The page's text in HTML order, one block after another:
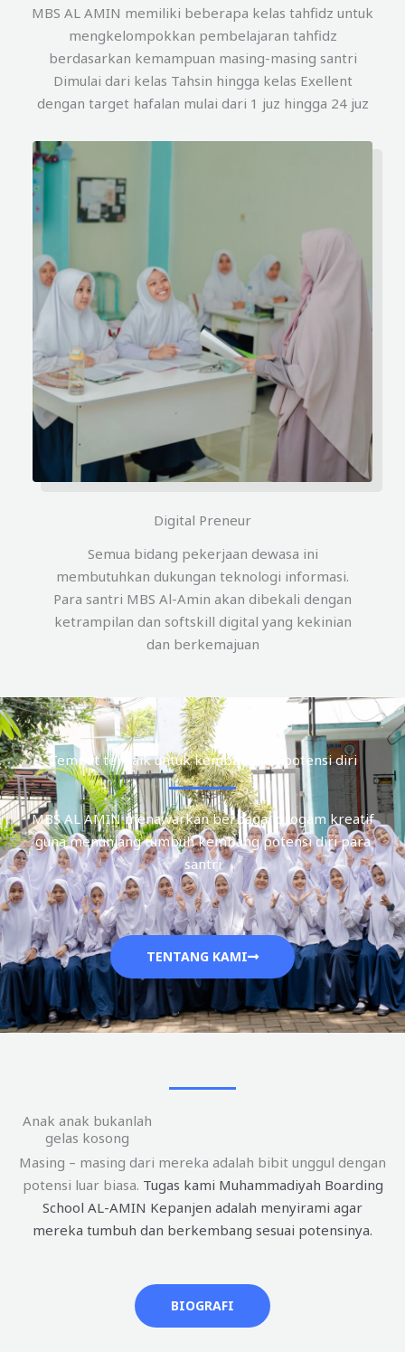
MBS AL AMIN memiliki beberapa kelas tahfidz untuk
mengkelompokkan pembelajaran tahfidz
berdasarkan kemampuan masing-masing santri
Dimulai dari kelas Tahsin hingga kelas Exellent
dengan target hafalan mulai dari 1 juz hingga 24 juz
Digital Preneur
Semua bidang pekerjaan dewasa ini
membutuhkan dukungan teknologi informasi.
Para santri MBS Al-Amin akan dibekali dengan
ketrampilan dan softskill digital yang kekinian
dan berkemajuan
Tempat terbaik untuk kembangkan potensi diri
MBS AL AMIN menawarkan berbagai progam kreatif
guna menunjang tumbuh kembang potensi diri para
santri
TENTANG KAMI
Anak anak bukanlah
gelas kosong
Masing – masing dari mereka adalah bibit unggul dengan
potensi luar biasa. Tugas kami Muhammadiyah Boarding
School AL-AMIN Kepanjen adalah menyirami agar
mereka tumbuh dan berkembang sesuai potensinya.
BIOGRAFI